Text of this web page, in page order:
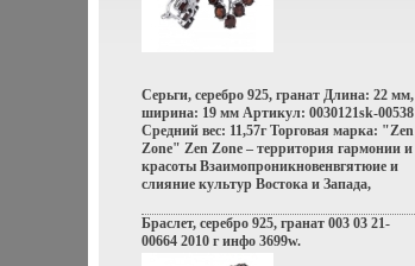
Серьги, серебро 925, гранат Длина: 22 мм,
ширина: 19 мм Артикул: 0030121sk-00538
Средний вес: 11,57г Торговая марка: "Zen
Zone" Zen Zone – территория гармонии и
красоты Взаимопроникновенвгятюие и
слияние культур Востока и Запада,
противоположностей Настроения
неонового Токио, обаяние французских
Браслет, серебро 925, гранат 003 03 21-
00664 2010 г инфо 3699w.